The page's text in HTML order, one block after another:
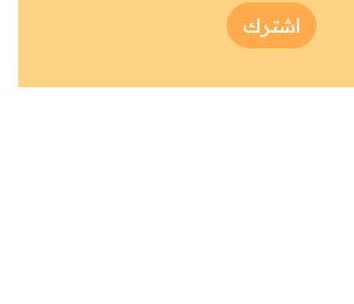
اشترك